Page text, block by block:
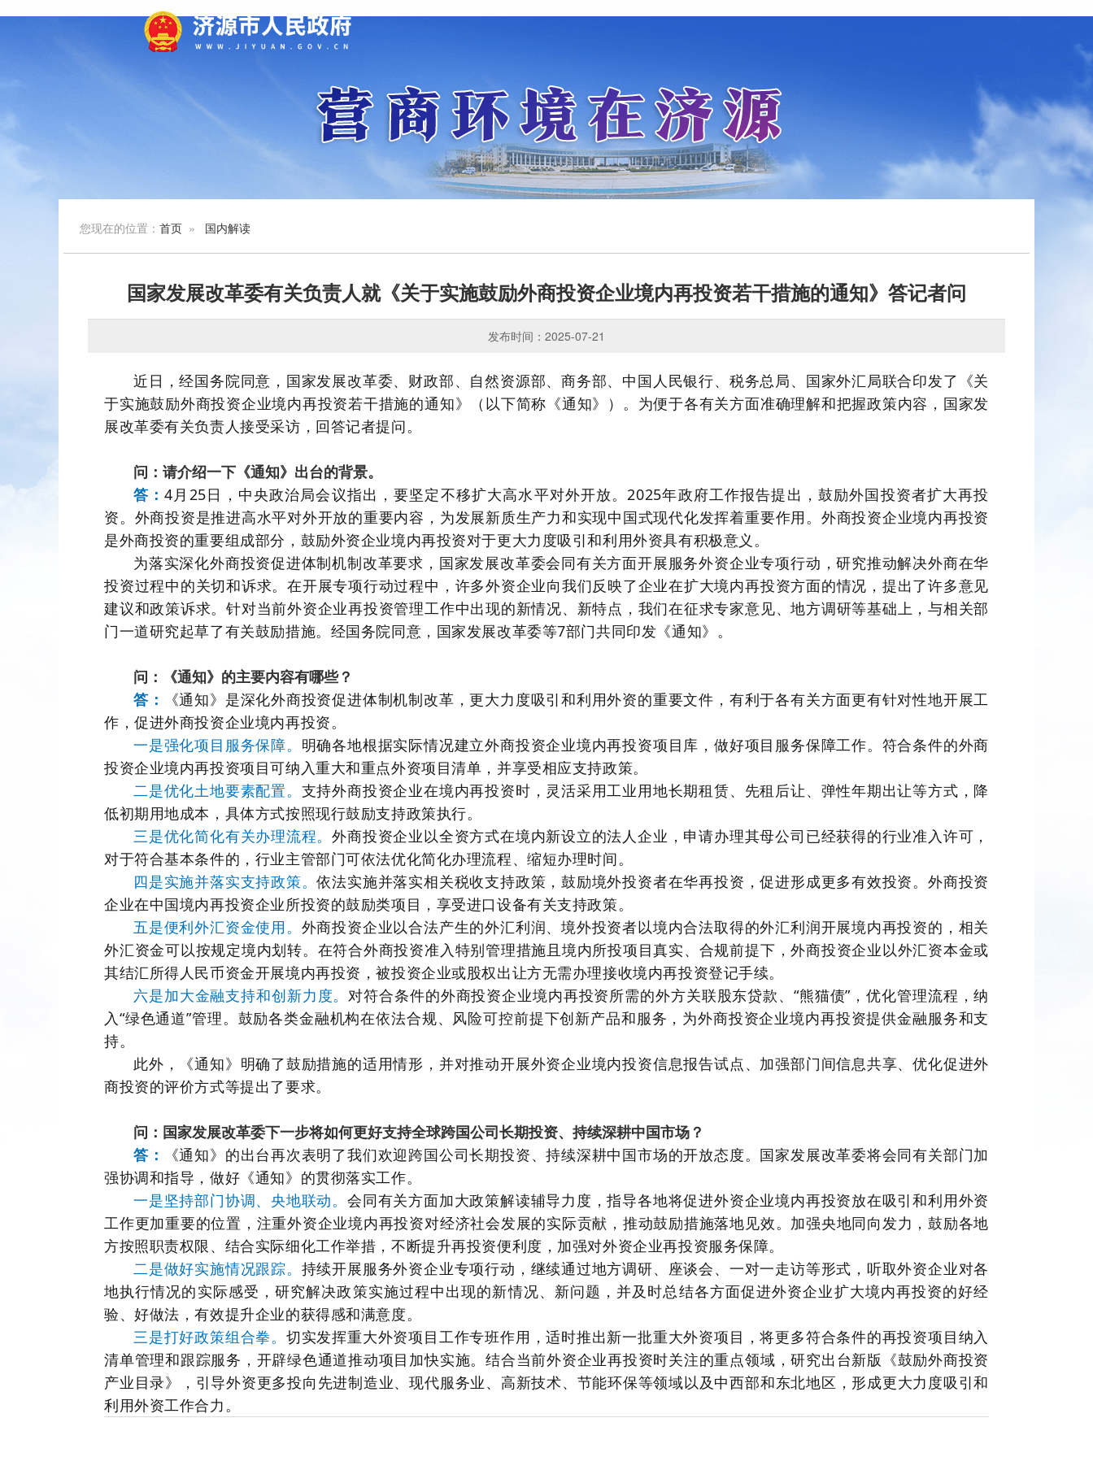
您现在的位置： 首页 » 国内解读
国家发展改革委有关负责人就《关于实施鼓励外商投资企业境内再投资若干措施的通知》答记者问
发布时间：2025-07-21
近日，经国务院同意，国家发展改革委、财政部、自然资源部、商务部、中国人民银行、税务总局、国家外汇局联合印发了《关
于实施鼓励外商投资企业境内再投资若干措施的通知》（以下简称《通知》）。为便于各有关方面准确理解和把握政策内容，国家发
展改革委有关负责人接受采访，回答记者提问。
问： 请介绍一下《通知》出台的背景。
答：4月25日，中央政治局会议指出，要坚定不移扩大高水平对外开放。2025年政府工作报告提出，鼓励外国投资者扩大再投
资。外商投资是推进高水平对外开放的重要内容，为发展新质生产力和实现中国式现代化发挥着重要作用。外商投资企业境内再投资
是外商投资的重要组成部分，鼓励外资企业境内再投资对于更大力度吸引和利用外资具有积极意义。
为落实深化外商投资促进体制机制改革要求，国家发展改革委会同有关方面开展服务外资企业专项行动，研究推动解决外商在华
投资过程中的关切和诉求。在开展专项行动过程中，许多外资企业向我们反映了企业在扩大境内再投资方面的情况，提出了许多意见
建议和政策诉求。针对当前外资企业再投资管理工作中出现的新情况、新特点，我们在征求专家意见、地方调研等基础上，与相关部
门一道研究起草了有关鼓励措施。经国务院同意，国家发展改革委等7部门共同印发《通知》。
问： 《通知》的主要内容有哪些？
答：
《通知》是深化外商投资促进体制机制改革，更大力度吸引和利用外资的重要文件，有利于各有关方面更有针对性地开展工
作，促进外商投资企业境内再投资。
一是强化项目服务保障。 明确各地根据实际情况建立外商投资企业境内再投资项目库，做好项目服务保障工作。符合条件的外商
投资企业境内再投资项目可纳入重大和重点外资项目清单，并享受相应支持政策。
二是优化土地要素配置。 支持外商投资企业在境内再投资时，灵活采用工业用地长期租赁、先租后让、弹性年期出让等方式，降
低初期用地成本，具体方式按照现行鼓励支持政策执行。
三是优化简化有关办理流程。外商投资企业以全资方式在境内新设立的法人企业，申请办理其母公司已经获得的行业准入许可，
对于符合基本条件的，行业主管部门可依法优化简化办理流程、缩短办理时间。
四是实施并落实支持政策。依法实施并落实相关税收支持政策，鼓励境外投资者在华再投资，促进形成更多有效投资。外商投资
企业在中国境内再投资企业所投资的鼓励类项目，享受进口设备有关支持政策。
五是便利外汇资金使用。 外商投资企业以合法产生的外汇利润、境外投资者以境内合法取得的外汇利润开展境内再投资的，相关
外汇资金可以按规定境内划转。在符合外商投资准入特别管理措施且境内所投项目真实、合规前提下，外商投资企业以外汇资本金或
其结汇所得人民币资金开展境内再投资，被投资企业或股权出让方无需办理接收境内再投资登记手续。
六是加大金融支持和创新力度。对符合条件的外商投资企业境内再投资所需的外方关联股东贷款、“熊猫债”，优化管理流程，纳
入“绿色通道”管理。鼓励各类金融机构在依法合规、风险可控前提下创新产品和服务，为外商投资企业境内再投资提供金融服务和支
持。
此外，《通知》明确了鼓励措施的适用情形，并对推动开展外资企业境内投资信息报告试点、加强部门间信息共享、优化促进外
商投资的评价方式等提出了要求。
问： 国家发展改革委下一步将如何更好支持全球跨国公司长期投资、持续深耕中国市场？
答：
《通知》的出台再次表明了我们欢迎跨国公司长期投资、持续深耕中国市场的开放态度。国家发展改革委将会同有关部门加
强协调和指导，做好《通知》的贯彻落实工作。
一是坚持部门协调、央地联动。会同有关方面加大政策解读辅导力度，指导各地将促进外资企业境内再投资放在吸引和利用外资
工作更加重要的位置，注重外资企业境内再投资对经济社会发展的实际贡献，推动鼓励措施落地见效。加强央地同向发力，鼓励各地
方按照职责权限、结合实际细化工作举措，不断提升再投资便利度，加强对外资企业再投资服务保障。
二是做好实施情况跟踪。 持续开展服务外资企业专项行动，继续通过地方调研、座谈会、一对一走访等形式，听取外资企业对各
地执行情况的实际感受，研究解决政策实施过程中出现的新情况、新问题，并及时总结各方面促进外资企业扩大境内再投资的好经
验、好做法，有效提升企业的获得感和满意度。
三是打好政策组合拳。 切实发挥重大外资项目工作专班作用，适时推出新一批重大外资项目，将更多符合条件的再投资项目纳入
清单管理和跟踪服务，开辟绿色通道推动项目加快实施。结合当前外资企业再投资时关注的重点领域，研究出台新版《鼓励外商投资
产业目录》，引导外资更多投向先进制造业、现代服务业、高新技术、节能环保等领域以及中西部和东北地区，形成更大力度吸引和
利用外资工作合力。